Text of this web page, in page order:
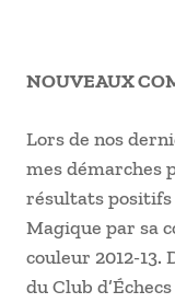
NOUVEAUX
Lors de nos
mes démarches
résultats positifs
Magique par sa
couleur 2012-13.
du Club